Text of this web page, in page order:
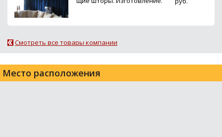
Смотреть все товары компании
Место расположения